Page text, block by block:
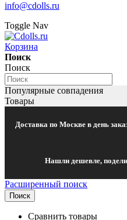
info@cdolls.ru
Toggle Nav
Корзина
Поиск
Поиск
Популярные совпадения
Товары
Доставка по Москве в день
Нашли дешевле,
Расширенный поиск
Поиск
Сравнить товары